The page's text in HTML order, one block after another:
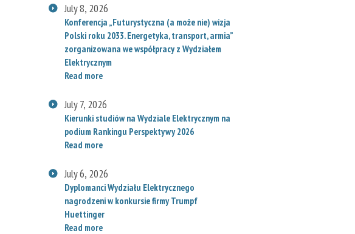
July 8, 2026
Konferencja „Futurystyczna (a może nie) wizja
Polski roku 2033. Energetyka, transport, armia”
zorganizowana we współpracy z Wydziałem
Elektrycznym
Read more
July 7, 2026
Kierunki studiów na Wydziale Elektrycznym na
podium Rankingu Perspektywy 2026
Read more
July 6, 2026
Dyplomanci Wydziału Elektrycznego
nagrodzeni w konkursie firmy Trumpf
Huettinger
Read more